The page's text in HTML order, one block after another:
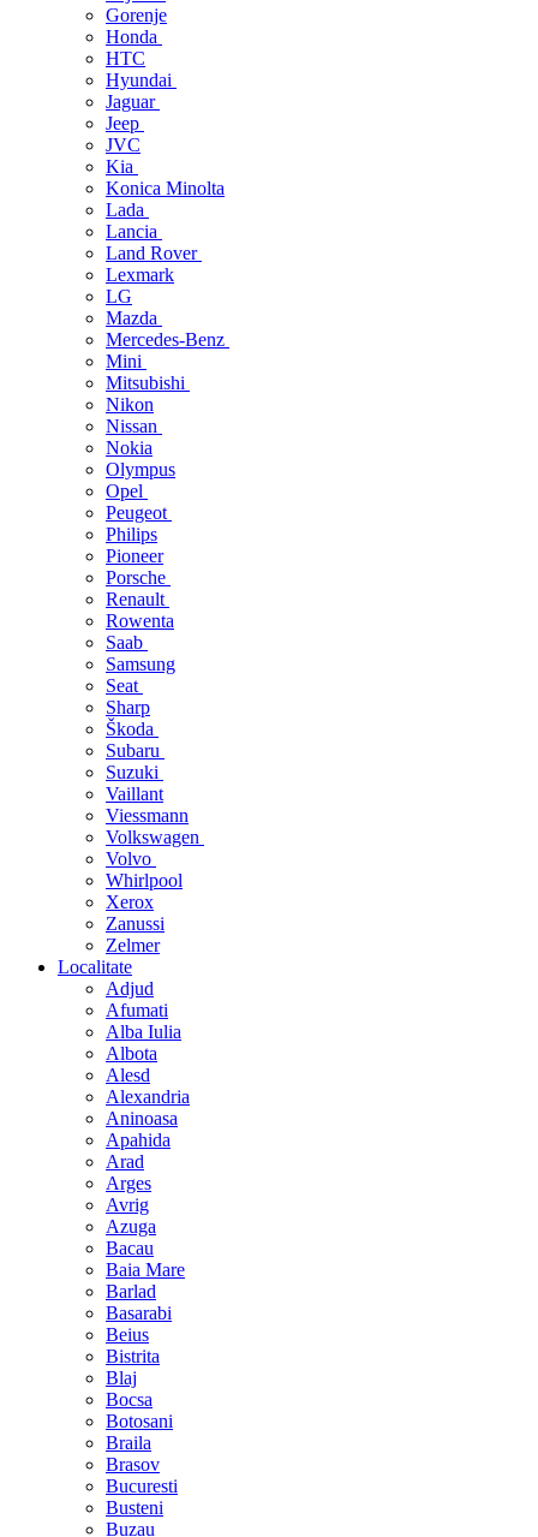
Gorenje
Honda
HTC
Hyundai
Jaguar
Jeep
JVC
Kia
Konica Minolta
Lada
Lancia
Land Rover
Lexmark
LG
Mazda
Mercedes-Benz
Mini
Mitsubishi
Nikon
Nissan
Nokia
Olympus
Opel
Peugeot
Philips
Pioneer
Porsche
Renault
Rowenta
Saab
Samsung
Seat
Sharp
Škoda
Subaru
Suzuki
Vaillant
Viessmann
Volkswagen
Volvo
Whirlpool
Xerox
Zanussi
Zelmer
Localitate
Adjud
Afumati
Alba Iulia
Albota
Alesd
Alexandria
Aninoasa
Apahida
Arad
Arges
Avrig
Azuga
Bacau
Baia Mare
Barlad
Basarabi
Beius
Bistrita
Blaj
Bocsa
Botosani
Braila
Brasov
Bucuresti
Busteni
Buzau